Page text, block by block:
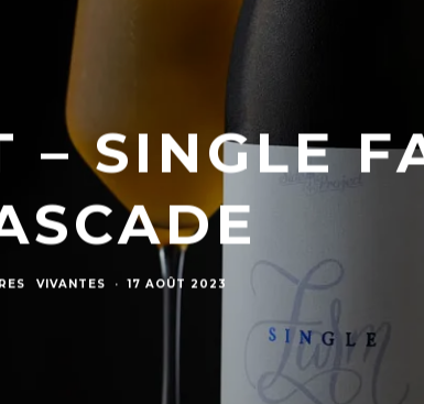
– SINGLE
VIVANTES · 17 AOÛT 2023